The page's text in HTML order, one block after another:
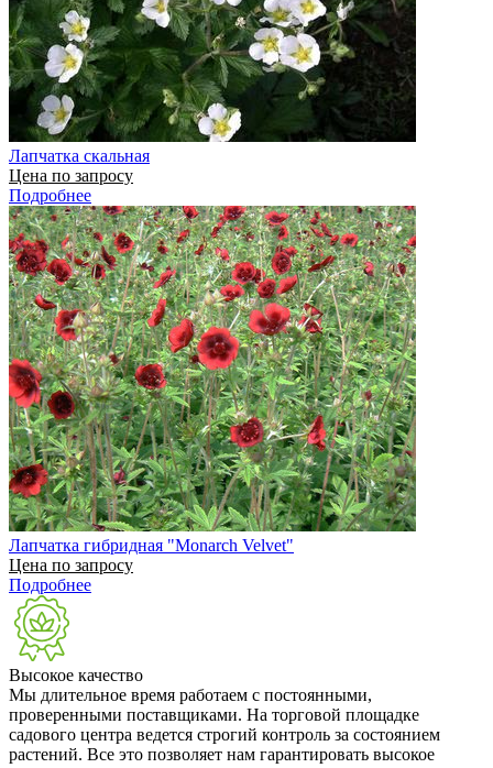
Лапчатка скальная
Цена по запросу
Подробнее
Лапчатка гибридная "Monarch Velvet"
Цена по запросу
Подробнее
Высокое качество
Мы длительное время работаем с постоянными,
проверенными поставщиками. На торговой площадке
садового центра ведется строгий контроль за состоянием
растений. Все это позволяет нам гарантировать высокое